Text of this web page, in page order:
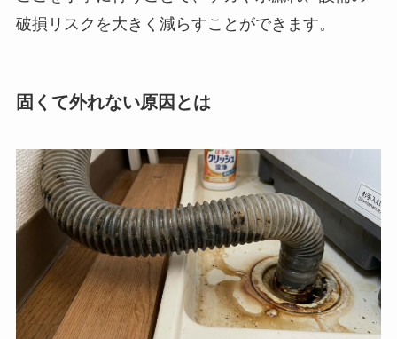
破損リスクを大きく減らすことができます。
固くて外れない原因とは